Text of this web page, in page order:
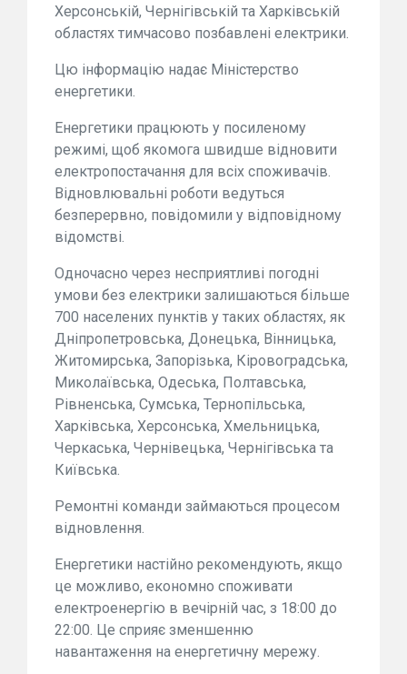
Херсонській, Чернігівській та Харківській
областях тимчасово позбавлені електрики.
Цю інформацію надає Міністерство
енергетики.
Енергетики працюють у посиленому
режимі, щоб якомога швидше відновити
електропостачання для всіх споживачів.
Відновлювальні роботи ведуться
безперервно, повідомили у відповідному
відомстві.
Одночасно через несприятливі погодні
умови без електрики залишаються більше
700 населених пунктів у таких областях, як
Дніпропетровська, Донецька, Вінницька,
Житомирська, Запорізька, Кіровоградська,
Миколаївська, Одеська, Полтавська,
Рівненська, Сумська, Тернопільська,
Харківська, Херсонська, Хмельницька,
Черкаська, Чернівецька, Чернігівська та
Київська.
Ремонтні команди займаються процесом
відновлення.
Енергетики настійно рекомендують, якщо
це можливо, економно споживати
електроенергію в вечірній час, з 18:00 до
22:00. Це сприяє зменшенню
навантаження на енергетичну мережу.